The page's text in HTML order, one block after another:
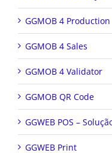
GGMOB 4 Production
GGMOB 4 Sales
GGMOB 4 Validator
GGMOB QR Code
GGWEB POS –
GGWEB Print